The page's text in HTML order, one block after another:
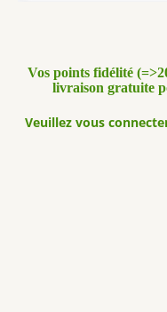
Vos points fidélité
livraison gratuite
Veuillez vous